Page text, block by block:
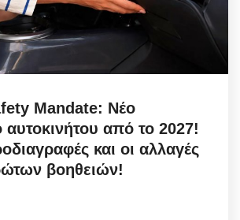
Mandate: Νέο
αυτοκινήτου από το 2027!
και οι αλλαγές
βοηθειών!